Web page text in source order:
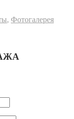
, Фотогалерея